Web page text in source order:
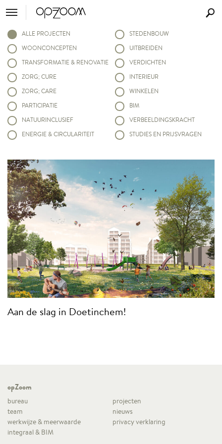
ALLE PROJECTEN
WOONCONCEPTEN
TRANSFORMATIE & RENOVATIE
ZORG; CURE
ZORG; CARE
PARTICIPATIE
NATUURINCLUSIEF
ENERGIE & CIRCULARITEIT
STEDENBOUW
UITBREIDEN
VERDICHTEN
INTERIEUR
WINKELEN
BIM
VERBEELDINGSKRACHT
STUDIES EN PRIJSVRAGEN
Aan de slag in Doetinchem!
opZoom
bureau
projecten
team
nieuws
werkwijze & meerwaarde
privacy verklaring
integraal & BIM